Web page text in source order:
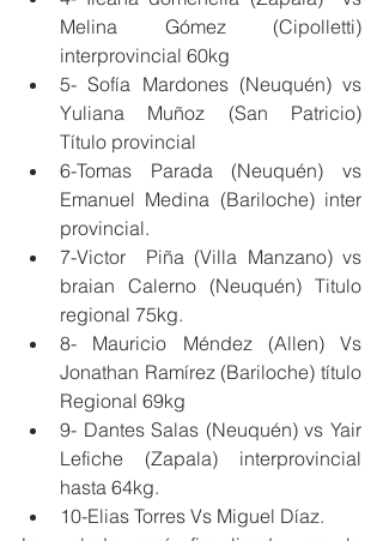
Melina Gómez (Cipolletti)
interprovincial 60kg
5- Sofía Mardones (Neuquén) vs
Yuliana Muñoz (San Patricio)
Título provincial
6-Tomas Parada (Neuquén) vs
Emanuel Medina (Bariloche) inter
provincial.
7-Victor  Piña (Villa Manzano) vs
braian Calerno (Neuquén) Titulo
regional 75kg.
8- Mauricio Méndez (Allen) Vs
Jonathan Ramírez (Bariloche) título
Regional 69kg
9- Dantes Salas (Neuquén) vs Yair
Lefiche (Zapala) interprovincial
hasta 64kg.
10-Elias Torres Vs Miguel Díaz.